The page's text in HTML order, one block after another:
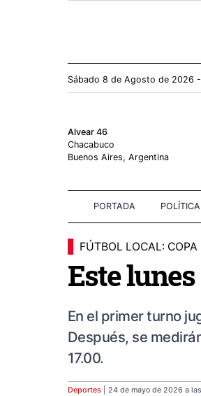
Sábado 8 de Agosto de 2026
Alvear 46
Chacabuco
Buenos Aires, Argentina
PORTADA POLÍTICA
FÚTBOL LOCAL:
Este
En el primer turno
Después, se
17.00.
Deportes | 24 de mayo de 2026 a